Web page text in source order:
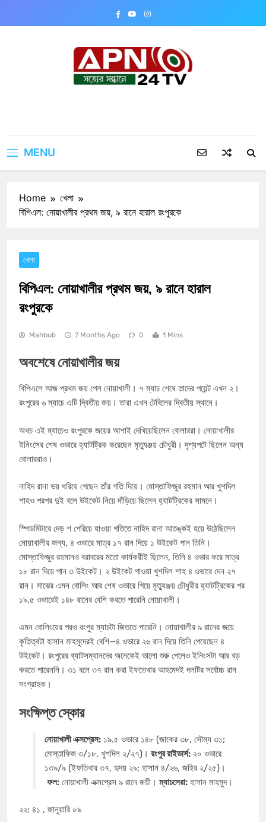
MENU
Home
খেলা
বিপিএল: নোয়াখালীর প্রথম জয়, ৯ রানে হারাল রংপুরকে
খেলা
বিপিএল: নোয়াখালীর প্রথম জয়, ৯ রানে হারাল
রংপুরকে
Mahbub 7 Months Ago 0 1 Mins
অবশেষে নোয়াখালীর জয়
বিপিএলে আজ প্রথম জয় পেল নোয়াখালী। ৭ ম্যাচ শেষে তাদের পয়েন্ট এখন ২।
রংপুরের ৬ ম্যাচে এটি দ্বিতীয় জয়। তারা এখন টেবিলের দ্বিতীয় স্থানে।
অথচ এই ম্যাচেও রংপুরকে জয়ের আশাই দেখিয়েছিলেন বোলাররা। নোয়াখালীর
ইনিংসের শেষ ওভারে হ্যাটট্রিক করেছেন মৃত্যুঞ্জয় চৌধুরী। দৃশ্যপটে ছিলেন অন্য
বোলাররাও।
নাহিদ রানা ভয় ধরিয়ে গেছেন তাঁর গতি দিয়ে। মোস্তাফিজুর রহমান আর খুশদিল
শাহও পরপর দুই বলে উইকেট নিয়ে দাঁড়িয়ে ছিলেন হ্যাটট্রিকের সামনে।
স্পিডমিটারে দেড় শ পেরিয়ে যাওয়া গতিতে নাহিদ রানা আতঙ্কই হয়ে উঠেছিলেন
নোয়াখালীর জন্য, ৪ ওভারে মাত্র ১৭ রান দিয়ে ১ উইকেট পান তিনি।
মোস্তাফিজুর রহমানও বরাবরের মতো কার্যকরীই ছিলেন, তিনি ৪ ওভার করে মাত্র
১৮ রান দিয়ে পান ৩ উইকেট। ২ উইকেট পাওয়া খুশদিল শাহ ৪ ওভারে দেন ২৭
রান। মাঝের এমন বোলিং আর শেষ ওভারে গিয়ে মৃত্যুঞ্জয় চৌধুরীর হ্যাটট্রিকের পর
১৯.৫ ওভারেই ১৪৮ রানের বেশি করতে পারেনি নোয়াখালী।
এমন বোলিংয়ের পরও রংপুর ম্যাচটা জিততে পারেনি। নোয়াখালীর ৯ রানের জয়ে
কৃতিত্বটা হাসান মাহমুদেরই বেশি—৪ ওভারে ২৬ রান দিয়ে তিনি পেয়েছেন ৪
উইকেট। রংপুরের ব্যাটসম্যানদের অনেকেই ভালো শুরু পেলেও ইনিংসটা আর বড়
করতে পারেননি। ৩১ বলে ৩৭ রান করা ইফতেখার আহমেদই দলটির সর্বোচ্চ রান
সংগ্রাহক।
সংক্ষিপ্ত স্কোর
নোয়াখালী এক্সপ্রেস:১৯.৫ ওভারে ১৪৮ (জাকের ৩৮, সৌম্য ৩১;
মোস্তাফিজ ৩/১৮, খুশদিল ২/২৭)। রংপুর রাইডার্স:২০ ওভারে
১৩৯/৯ (ইফতিখার ৩৭, হৃদয় ২৯; হাসান ৪/২৬, জহির ২/২৫)।
ফল:নোয়াখালী এক্সপ্রেস ৯ রানে জয়ী।ম্যাচসেরা:হাসান মাহমুদ।
২২: ৪১ , জানুয়ারি ০৯